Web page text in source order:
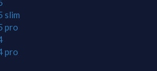
slim
pro
pro